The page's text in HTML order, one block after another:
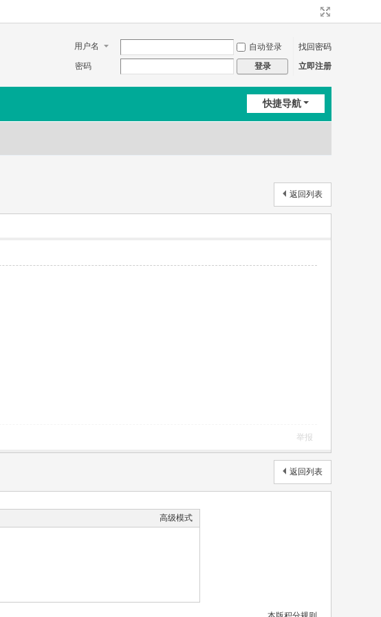
用户名 自动登录
找回密码
密码
登录 立即注册
快捷导航
返回列表
举报
返回列表
高级模式